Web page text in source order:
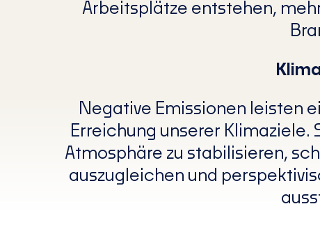
Arbeitsplätze entstehen,
Negative Emissionen leisten
Erreichung unserer
Atmosphäre zu stabilisieren,
auszugleichen und